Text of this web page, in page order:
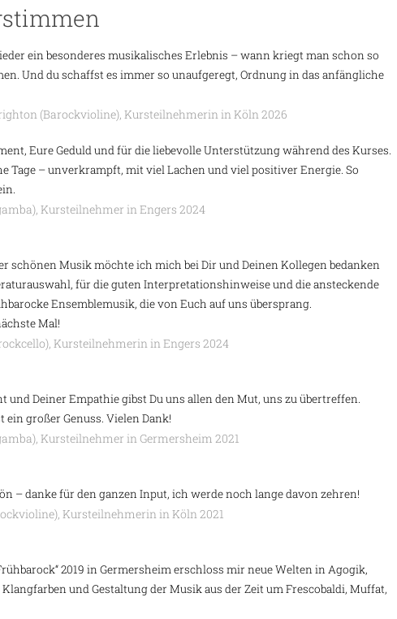
ein besonderes musikalisches Erlebnis – wann kriegt man schon so
Und du schaffst es immer so unaufgeregt, Ordnung in das anfängliche
(Barockvioline), Kursteilnehmerin in Köln 2026
Eure Geduld und für die liebevolle Unterstützung während des Kurses.
Tage – unverkrampft, mit viel Lachen und viel positiver Energie. So
Kursteilnehmer in Engers 2024
schönen Musik möchte ich mich bei Dir und Deinen Kollegen bedanken
für die guten Interpretationshinweise und die ansteckende
Ensemblemusik, die von Euch auf uns übersprang.
Mal!
Kursteilnehmerin in Engers 2024
und Deiner Empathie gibst Du uns allen den Mut, uns zu übertreffen.
ein großer Genuss. Vielen Dank!
Kursteilnehmer in Germersheim 2021
– danke für den ganzen Input, ich werde noch lange davon zehren!
Kursteilnehmerin in Köln 2021
2019 in Germersheim erschloss mir neue Welten in Agogik,
Klangfarben und Gestaltung der Musik aus der Zeit um Frescobaldi, Muffat,